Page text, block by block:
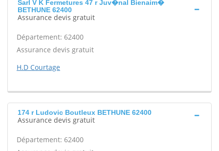
Sarl V K Fermetures 47 r Juv�nal Bienaim�
BETHUNE 62400
Assurance devis gratuit
Département: 62400
Assurance devis gratuit
H.D Courtage
174 r Ludovic Boutleux BETHUNE 62400
Assurance devis gratuit
Département: 62400